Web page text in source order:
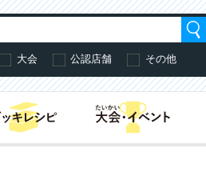
大会 公認店舗 その他
はじめての方へ・